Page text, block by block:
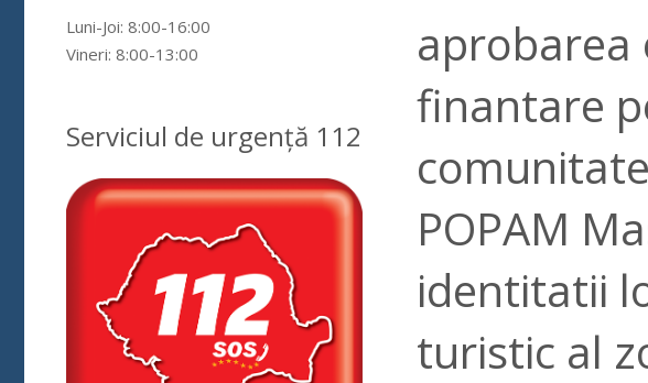
aprobarea
finantare
POPAM
identitatii
turistic al
Luni-Joi: 8:00-16:00
Vineri: 8:00-13:00
Serviciul de urgență 112